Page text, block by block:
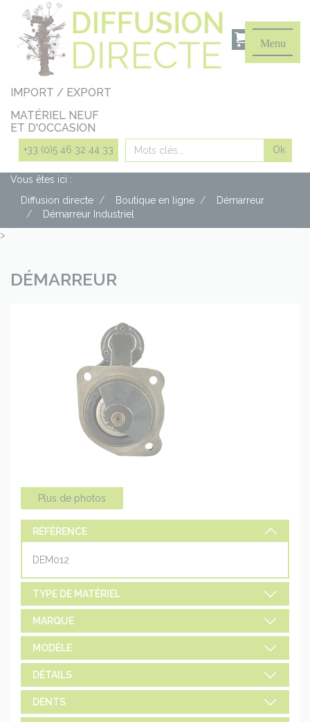
Menu
IMPORT / EXPORT
MATÉRIEL NEUF
ET D'OCCASION
+33 (0)5 46 32 44 33 Rechercher
Vous êtes ici :
Diffusion directe
Boutique en ligne
Démarreur
Démarreur Industriel
>
DÉMARREUR
Plus de photos
RÉFÉRENCE
DEM012
TYPE DE MATÉRIEL
MARQUE
MODÈLE
DÉTAILS
DENTS
Panneau de gestion des cookies